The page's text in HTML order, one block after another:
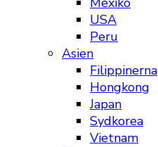
USA
Peru
Asien
Filippinerna
Hongkong
Japan
Sydkorea
Vietnam